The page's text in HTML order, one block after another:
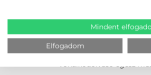
A Datalogic QuickScan
és hosszú élettartamú,
Mennyi ideig
A beépített 3250 mAh
vonalkódolvasó egész
Mindent
Elfogadom